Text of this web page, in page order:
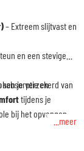
– Extreem slijtvast en
en een stevige
en
bij het opvangen
ben je verzekerd van
tijdens je
...meer